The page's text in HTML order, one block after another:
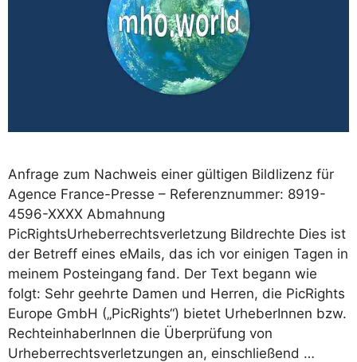
Anfrage zum Nachweis einer gültigen Bildlizenz für
Agence France-Presse – Referenznummer: 8919-
4596-XXXX Abmahnung
PicRightsUrheberrechtsverletzung Bildrechte Dies ist
der Betreff eines eMails, das ich vor einigen Tagen in
meinem Posteingang fand. Der Text begann wie
folgt: Sehr geehrte Damen und Herren, die PicRights
Europe GmbH („PicRights“) bietet UrheberInnen bzw.
RechteinhaberInnen die Überprüfung von
Urheberrechtsverletzungen an, einschließend …